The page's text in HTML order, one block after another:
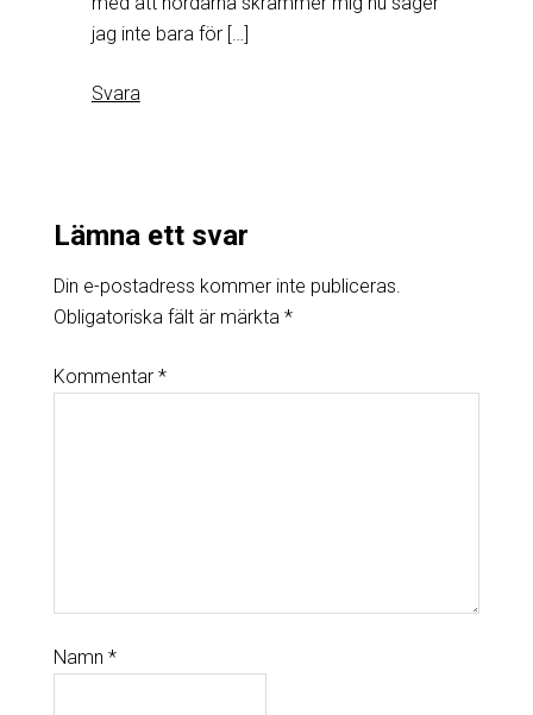
jag inte bara för […]
Svara
Lämna ett svar
Din e-postadress kommer inte publiceras.
Obligatoriska fält är märkta *
Kommentar *
Namn *